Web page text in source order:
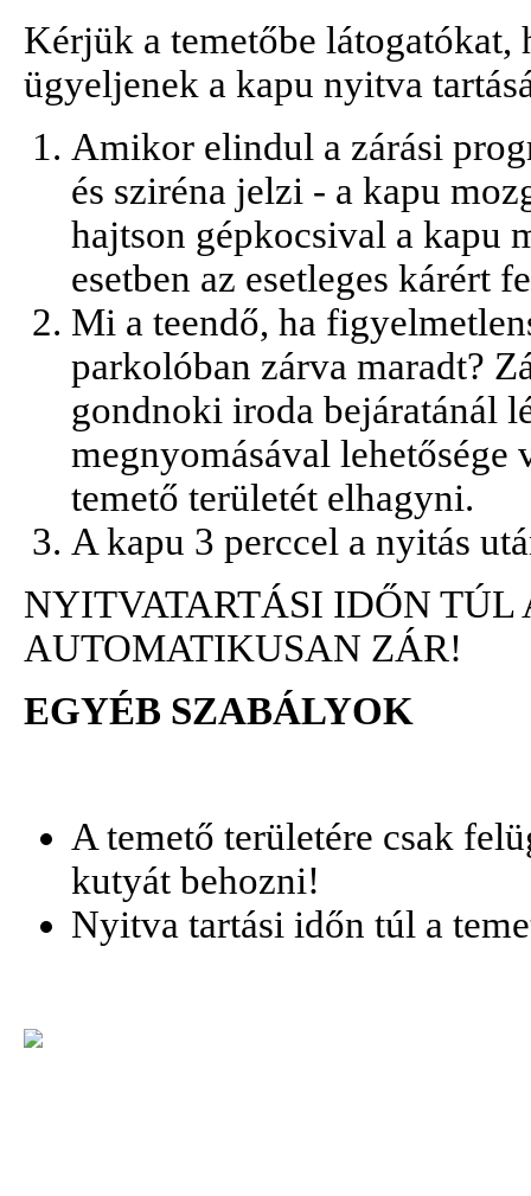
Kérjük a temetőbe látogatókat,
ügyeljenek a kapu nyitva
Amikor elindul a zárási
és sziréna jelzi - a kapu
hajtson gépkocsival a kapu
esetben az esetleges kárért
Mi a teendő, ha
parkolóban zárva maradt?
gondnoki iroda bejáratánál
megnyomásával
temető területét elhagyni.
A kapu 3 perccel a nyitás
NYITVATARTÁSI IDŐN TÚL
AUTOMATIKUSAN ZÁR!
EGYÉB SZABÁLYOK
A temető területére csak
kutyát behozni!
Nyitva tartási időn túl a